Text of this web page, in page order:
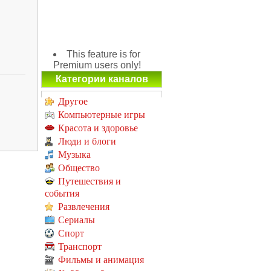
This feature is for
Premium users only!
Категории каналов
Другое
Компьютерные игры
Красота и здоровье
Люди и блоги
Музыка
Общество
Путешествия и
события
Развлечения
Сериалы
Спорт
Транспорт
Фильмы и анимация